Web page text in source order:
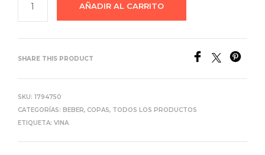
AÑADIR AL CARRITO
SHARE THIS PRODUCT
SKU: 1794750
CATEGORÍAS: BEBER, COPAS, TODOS LOS PRODUCTOS
ETIQUETA: VINA